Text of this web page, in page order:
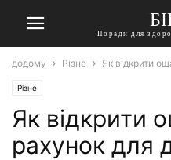
Поради для
додому Різне Як відкрити
Різне
Як відкрити
рахунок для